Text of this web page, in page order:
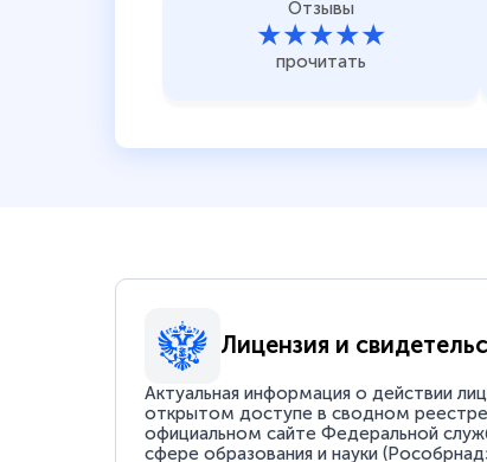
Отзывы
★★★★★
прочитать
Лицензия и
Актуальная информация о действии
открытом доступе в сводном реестре
официальном сайте Федеральной
сфере образования и науки